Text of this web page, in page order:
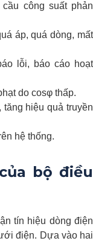
công suất phản
áp, quá dòng, mất
lỗi, báo cáo hoạt
do cosφ thấp.
tăng hiệu quả truyền
hệ thống.
bộ điều
tín hiệu dòng điện
điện. Dựa vào hai